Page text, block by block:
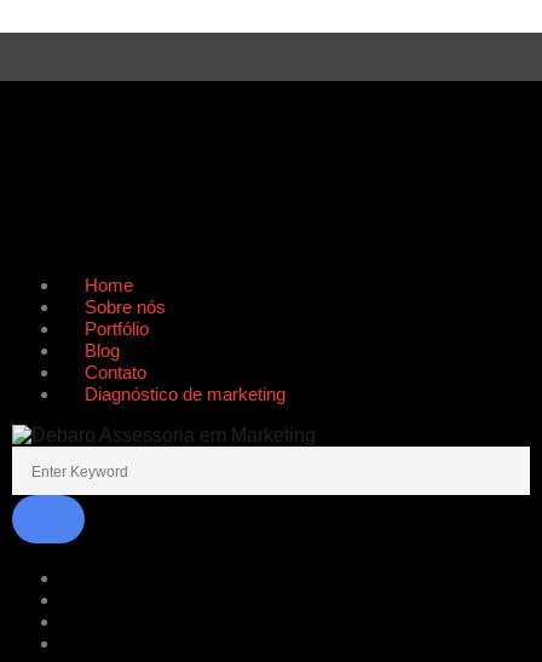
Home
Sobre nós
Portfólio
Blog
Contato
Diagnóstico de marketing